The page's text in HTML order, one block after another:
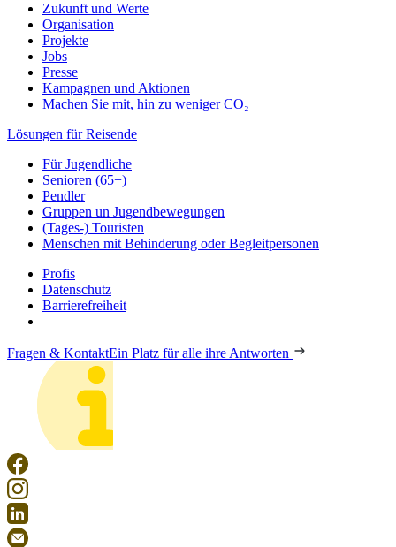
Zukunft und Werte
Organisation
Projekte
Jobs
Presse
Kampagnen und Aktionen
Machen Sie mit, hin zu weniger CO₂
Lösungen für Reisende
Für Jugendliche
Senioren (65+)
Pendler
Gruppen un Jugendbewegungen
(Tages-) Touristen
Menschen mit Behinderung oder Begleitpersonen
Profis
Datenschutz
Barrierefreiheit
Fragen & KontaktEin Platz für alle ihre Antworten